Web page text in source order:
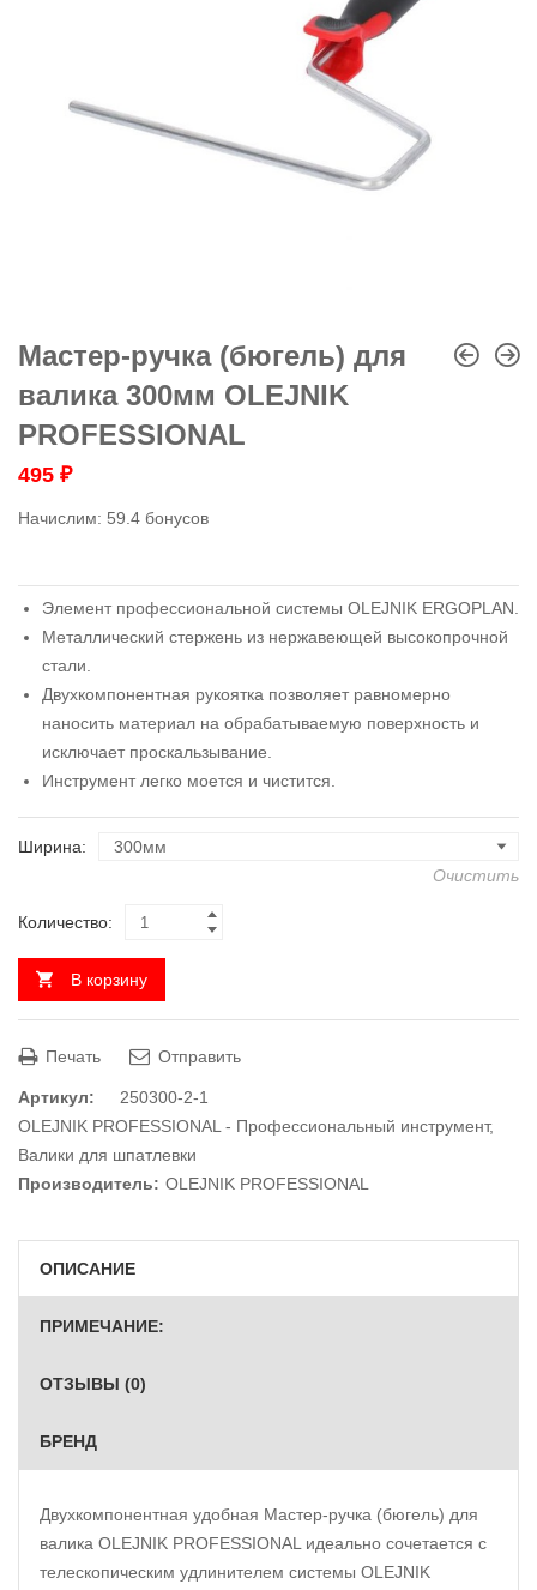
Мастер-ручка (бюгель) для
валика 300мм OLEJNIK
PROFESSIONAL
495 ₽
Начислим: 59.4 бонусов
Элемент профессиональной системы OLEJNIK ERGOPLAN.
Металлический стержень из нержавеющей высокопрочной
стали.
Двухкомпонентная рукоятка позволяет равномерно
наносить материал на обрабатываемую поверхность и
исключает проскальзывание.
Инструмент легко моется и чистится.
Ширина
Очистить
Количество:
В корзину
Печать Отправить
Артикул:
250300-2-1
OLEJNIK PROFESSIONAL - Профессиональный инструмент,
Валики для шпатлевки
Производитель: OLEJNIK PROFESSIONAL
ОПИСАНИЕ
ПРИМЕЧАНИЕ:
ОТЗЫВЫ (0)
БРЕНД
Двухкомпонентная удобная Мастер-ручка (бюгель) для
валика OLEJNIK PROFESSIONAL идеально сочетается с
телескопическим удлинителем системы OLEJNIK